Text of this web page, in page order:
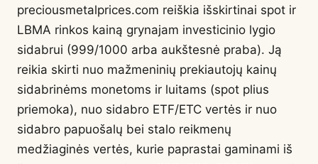
preciousmetalprices.com reiškia išskirtinai spot ir
LBMA rinkos kainą grynajam investicinio lygio
sidabrui (999/1000 arba aukštesnė praba). Ją
reikia skirti nuo mažmeninių prekiautojų kainų
sidabrinėms monetoms ir luitams (spot plius
priemoka), nuo sidabro ETF/ETC vertės ir nuo
sidabro papuošalų bei stalo reikmenų
medžiaginės vertės, kurie paprastai gaminami iš